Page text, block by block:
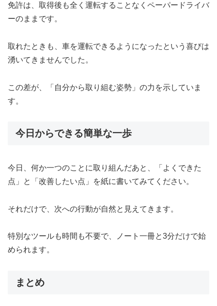
免許は、取得後も全く運転することなくペーパードライバ
ーのままです。
取れたときも、車を運転できるようになったという喜びは
湧いてきませんでした。
この差が、「自分から取り組む姿勢」の力を示していま
す。
今日からできる簡単な一歩
今日、何か一つのことに取り組んだあと、「よくできた
点」と「改善したい点」を紙に書いてみてください。
それだけで、次への行動が自然と見えてきます。
特別なツールも時間も不要で、ノート一冊と3分だけで始
められます。
まとめ